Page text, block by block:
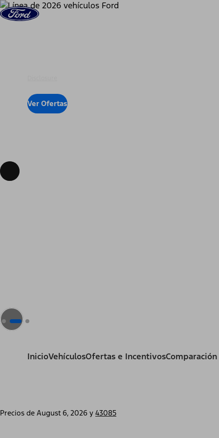
Saltar al contenido
Ver Ofertas
InicioVehículosOfertas e Incentivos
Precios de August 6, 2026 y 43085